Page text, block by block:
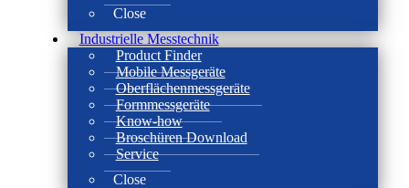
Close
Industrielle Messtechnik
Product Finder
Mobile Messgeräte
Oberflächenmessgeräte
Formmessgeräte
Know-how
Broschüren Download
Service
Close